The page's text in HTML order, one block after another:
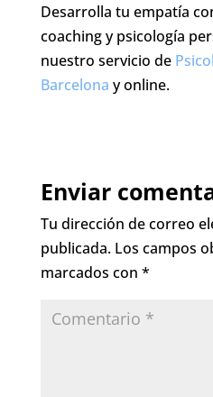
Desarrolla tu empatía
coaching y psicología
nuestro servicio de
Barcelona y online.
Enviar
Tu dirección de correo
publicada. Los campos
marcados con *